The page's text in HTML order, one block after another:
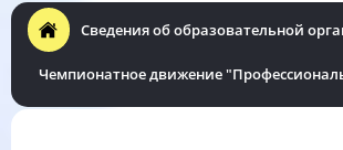
Сведения об образовательной
Чемпионатное движение